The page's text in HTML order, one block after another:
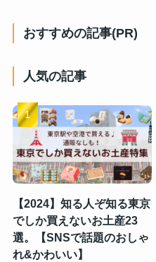
おすすめの記事(PR)
人気の記事
【2024】知る人ぞ知る東京
でしか買えないお土産23
選。【SNSで話題のおしゃ
れ&かわいい】